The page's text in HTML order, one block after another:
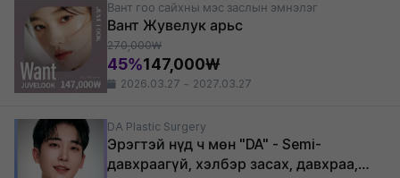
Вант гоо сайхны мэс заслын эмнэлэг
Вант Жувелук арьс
270,000₩
45%147,000₩
2026.03.27 ~ 2027.03.27
DA Plastic Surgery
Эрэгтэй нүд ч мөн "DA" - Semi-
давхраагүй, хэлбэр засах, давхраа,